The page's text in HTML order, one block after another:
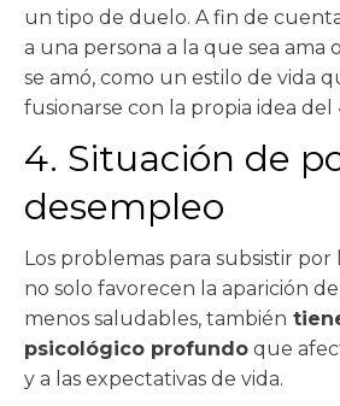
un tipo de duelo. A fin de
a una persona a la que sea ama
se amó, como un estilo de vida
fusionarse con la propia idea del
4. Situación de
desempleo
Los problemas para subsistir por
no solo favorecen la aparición
menos saludables, también
psicológico profundo que
y a las expectativas de vida.